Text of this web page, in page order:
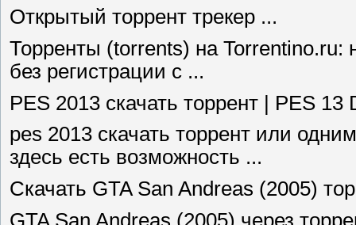
Открытый торрент трекер ...
Торренты (torrents) на Torrentino.ru:
без регистрации с ...
PES 2013 скачать торрент | PES 13
pes 2013 скачать торрент или
здесь есть возможность ...
Скачать GTA San Andreas (2005)
GTA San Andreas (2005) через